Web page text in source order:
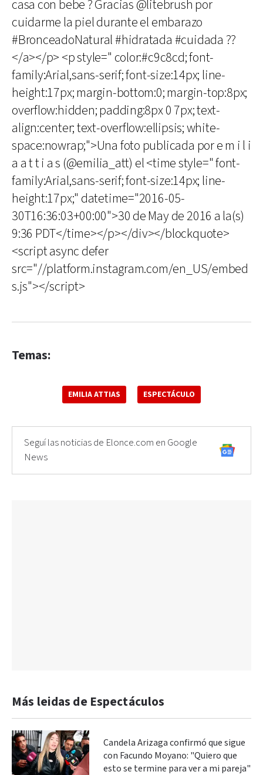
casa con bebe ? Gracias @litebrush por
cuidarme la piel durante el embarazo
#BronceadoNatural #hidratada #cuidada ??
</a></p> <p style=" color:#c9c8cd; font-
family:Arial,sans-serif; font-size:14px; line-
height:17px; margin-bottom:0; margin-top:8px;
overflow:hidden; padding:8px 0 7px; text-
align:center; text-overflow:ellipsis; white-
space:nowrap;">Una foto publicada por e m i l i
a a t t i a s (@emilia_att) el <time style=" font-
family:Arial,sans-serif; font-size:14px; line-
height:17px;" datetime="2016-05-
30T16:36:03+00:00">30 de May de 2016 a la(s)
9:36 PDT</time></p></div></blockquote>
<script async defer
src="//platform.instagram.com/en_US/embed
s.js"></script>
Temas:
EMILIA ATTIAS ESPECTÁCULO
Seguí las noticias de Elonce.com en Google
News
Más leidas de Espectáculos
Candela Arizaga confirmó que sigue
con Facundo Moyano: "Quiero que
esto se termine para ver a mi pareja"